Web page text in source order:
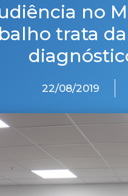
no
trata
22/08/2019